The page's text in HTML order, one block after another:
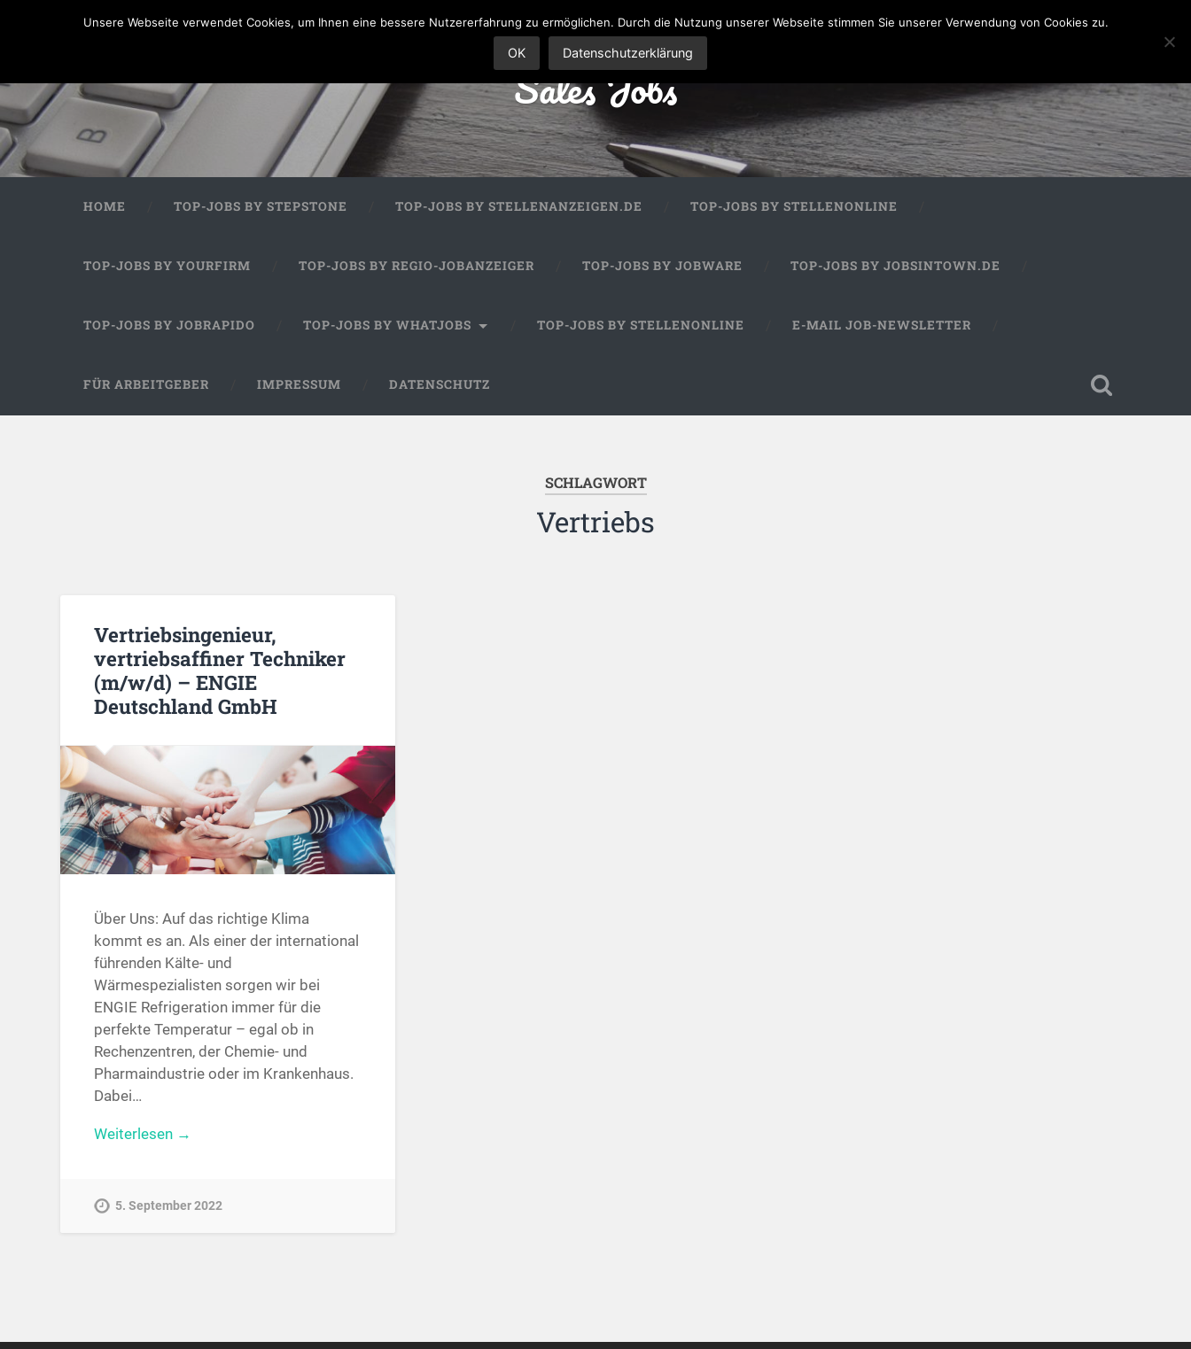
Sales Jobs
HOME TOP-JOBS BY STEPSTONE TOP-JOBS BY STELLENANZEIGEN.DE TOP-JOBS BY STELLENONLINE
TOP-JOBS BY YOURFIRM TOP-JOBS BY REGIO-JOBANZEIGER TOP-JOBS BY JOBWARE TOP-JOBS BY JOBSINTOWN.DE
TOP-JOBS BY JOBRAPIDO TOP-JOBS BY WHATJOBS TOP-JOBS BY STELLENONLINE E-MAIL JOB-NEWSLETTER
FÜR ARBEITGEBER IMPRESSUM DATENSCHUTZ
SCHLAGWORT
Vertriebs
Vertriebsingenieur,
vertriebsaffiner Techniker
(m/w/d) – ENGIE
Deutschland GmbH
Über Uns: Auf das richtige Klima
kommt es an. Als einer der international
führenden Kälte- und
Wärmespezialisten sorgen wir bei
ENGIE Refrigeration immer für die
perfekte Temperatur – egal ob in
Rechenzentren, der Chemie- und
Pharmaindustrie oder im Krankenhaus.
Dabei…
Weiterlesen →
5. September 2022
Unsere Webseite verwendet Cookies, um Ihnen eine bessere Nutzererfahrung zu ermöglichen. Durch die Nutzung unserer Webseite stimmen Sie unserer Verwendung von Cookies zu.
OK Datenschutzerklärung